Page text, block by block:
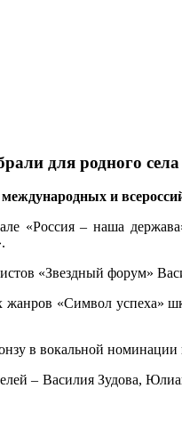
для родного
и
«Россия – наша
«Звездный форум»
жанров «Символ успеха»
в вокальной
– Василия Зудова,